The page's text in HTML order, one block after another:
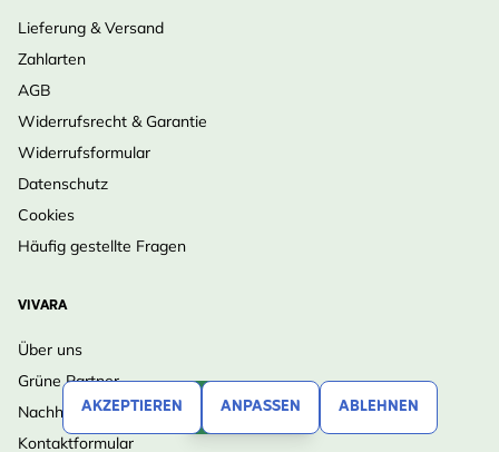
AKZEPTIEREN ANPASSEN ABLEHNEN
FILTERN
Lieferung & Versand
Zahlarten
AGB
Widerrufsrecht & Garantie
Widerrufsformular
Datenschutz
Cookies
Häufig gestellte Fragen
VIVARA
Über uns
Grüne Partner
Nachhaltigkeit bei Vivara
Kontaktformular